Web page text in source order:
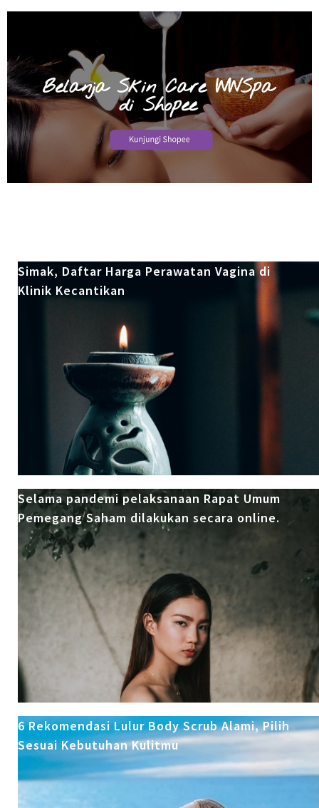
Simak, Daftar Harga Perawatan Vagina di
Klinik Kecantikan
Selama pandemi pelaksanaan Rapat Umum
Pemegang Saham dilakukan secara online.
6 Rekomendasi Lulur Body Scrub Alami, Pilih
Sesuai Kebutuhan Kulitmu